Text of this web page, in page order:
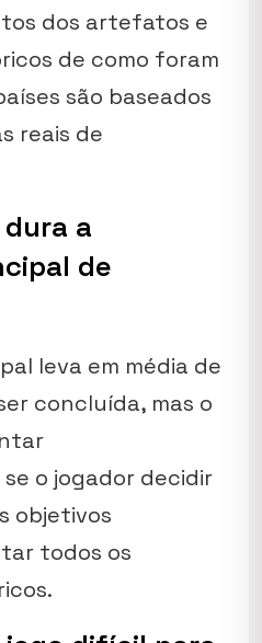
dos artefatos e
de como foram
são baseados
reais de
a
de
leva em média de
concluída, mas o
o jogador decidir
objetivos
todos os